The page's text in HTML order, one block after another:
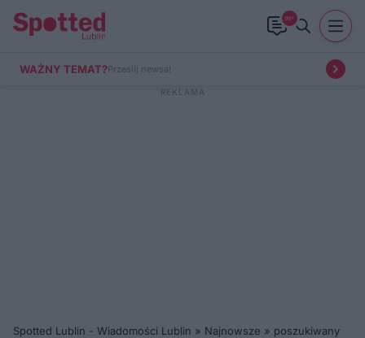
99+
WAŻNY TEMAT?Prześlij newsa!
Spotted Lublin - Wiadomości Lublin » Najnowsze » poszukiwany